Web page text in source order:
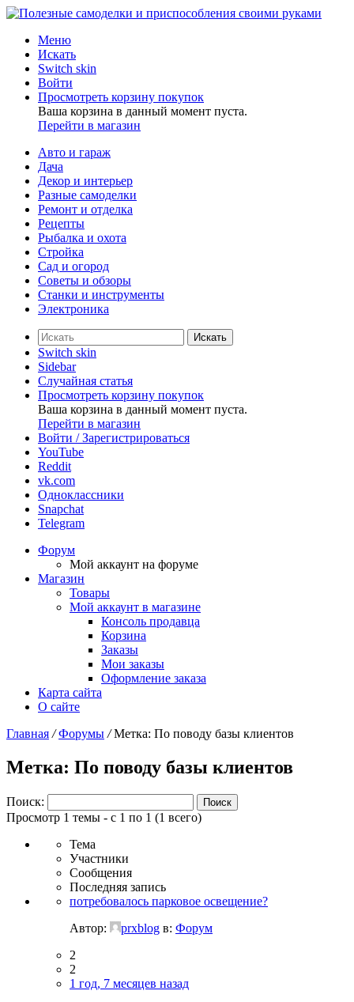
Меню
Искать
Switch skin
Войти
Просмотреть корзину покупок
Ваша корзина в данный момент пуста.
Перейти в магазин
Авто и гараж
Дача
Декор и интерьер
Разные самоделки
Ремонт и отделка
Рецепты
Рыбалка и охота
Стройка
Сад и огород
Советы и обзоры
Станки и инструменты
Электроника
Искать
Switch skin
Sidebar
Случайная статья
Просмотреть корзину покупок
Ваша корзина в данный момент пуста.
Перейти в магазин
Войти / Зарегистрироваться
YouTube
Reddit
vk.com
Одноклассники
Snapchat
Telegram
Форум
Мой аккаунт на форуме
Магазин
Товары
Мой аккаунт в магазине
Консоль продавца
Корзина
Заказы
Мои заказы
Оформление заказа
Карта сайта
О сайте
Главная / Форумы / Метка: По поводу базы клиентов
Метка: По поводу базы клиентов
Поиск:
Просмотр 1 темы - с 1 по 1 (1 всего)
Тема
Участники
Сообщения
Последняя запись
потребовалось парковое освещение?
Автор:
prxblog в: Форум
2
2
1 год, 7 месяцев назад